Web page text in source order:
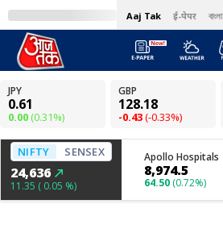
Aaj Tak ई-पेपर বাংলা